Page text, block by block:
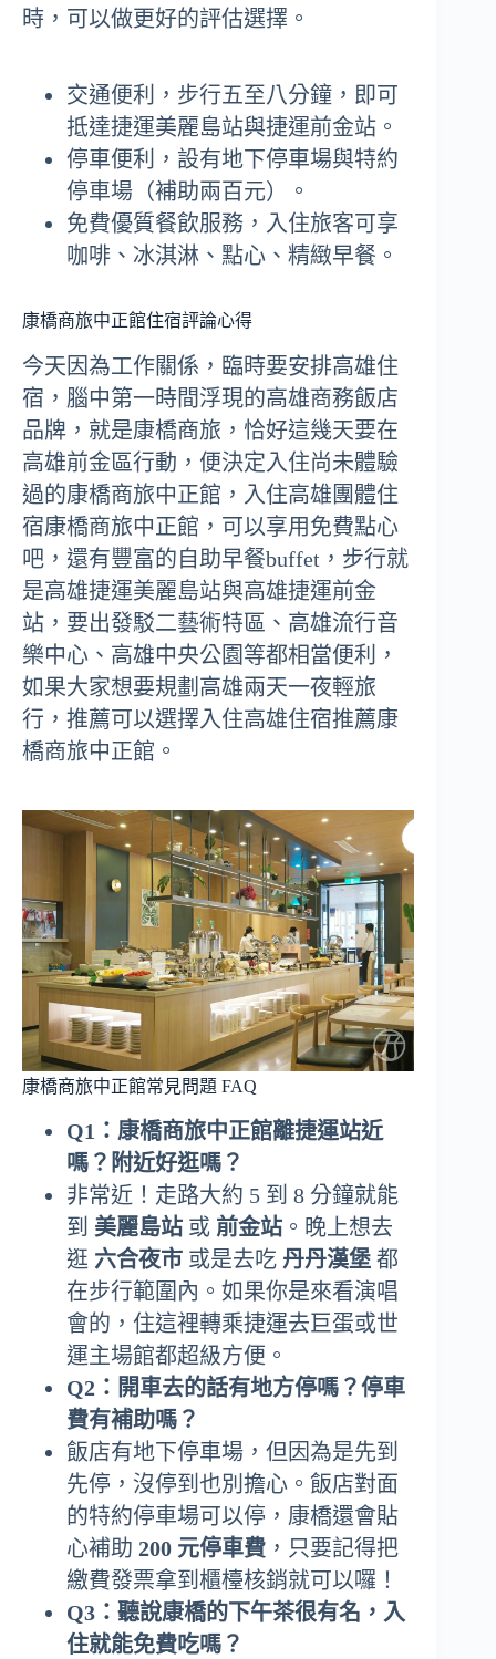
時，可以做更好的評估選擇。
交通便利，步行五至八分鐘，即可
抵達捷運美麗島站與捷運前金站。
停車便利，設有地下停車場與特約
停車場（補助兩百元）。
免費優質餐飲服務，入住旅客可享
咖啡、冰淇淋、點心、精緻早餐。
康橋商旅中正館住宿評論心得
今天因為工作關係，臨時要安排高雄住
宿，腦中第一時間浮現的高雄商務飯店
品牌，就是康橋商旅，恰好這幾天要在
高雄前金區行動，便決定入住尚未體驗
過的康橋商旅中正館，入住高雄團體住
宿康橋商旅中正館，可以享用免費點心
吧，還有豐富的自助早餐buffet，步行就
是高雄捷運美麗島站與高雄捷運前金
站，要出發駁二藝術特區、高雄流行音
樂中心、高雄中央公園等都相當便利，
如果大家想要規劃高雄兩天一夜輕旅
行，推薦可以選擇入住高雄住宿推薦康
橋商旅中正館。
康橋商旅中正館常見問題 FAQ
Q1：康橋商旅中正館離捷運站近
嗎？附近好逛嗎？
非常近！走路大約 5 到 8 分鐘就能
到 美麗島站 或 前金站 。晚上想去
逛 六合夜市 或是去吃 丹丹漢堡 都
在步行範圍內。如果你是來看演唱
會的，住這裡轉乘捷運去巨蛋或世
運主場館都超級方便。
Q2：開車去的話有地方停嗎？停車
費有補助嗎？
飯店有地下停車場，但因為是先到
先停，沒停到也別擔心。飯店對面
的特約停車場可以停，康橋還會貼
心補助 200 元停車費 ，只要記得把
繳費發票拿到櫃檯核銷就可以囉！
Q3：聽說康橋的下午茶很有名，入
住就能免費吃嗎？